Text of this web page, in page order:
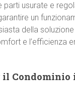
usurate e
un
della
e l’efficienza
il Condominio